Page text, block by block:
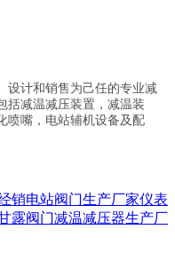
设计和销售为己任的专业减
括减温减压装置，减温装
喷嘴，电站辅机设备及配
销电站阀门生产厂家仪表
露阀门减温减压器生产厂